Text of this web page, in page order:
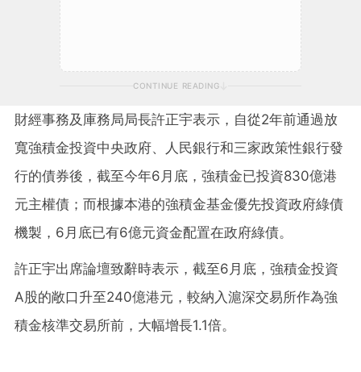
CONTINUE READING
財經事務及庫務局局長許正宇表示，自從2年前通過放
寬強積金投資中央政府、人民銀行和三家政策性銀行發
行的債券後，截至今年6月底，強積金已投資830億港
元主權債；而根據本港的強積金基金優先投資政府綠債
機製，6月底已有6億元資金配置在政府綠債。
許正宇出席論壇致辭時表示，截至6月底，強積金投資
A股的敞口升至240億港元，較納入滬深交易所作為強
積金核準交易所前，大幅增長1.1倍。